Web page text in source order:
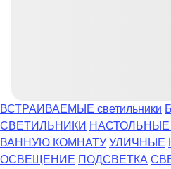
ВСТРАИВАЕМЫЕ светильники
СВЕТИЛЬНИКИ
ВАННУЮ КОМНАТУ УЛИЧНЫЕ
ОСВЕЩЕНИЕ ПОДСВЕТКА